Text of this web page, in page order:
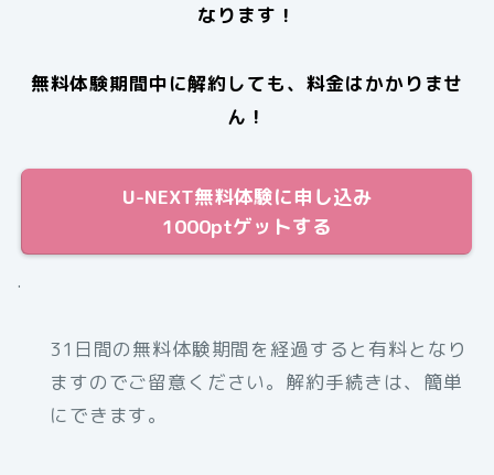
なります！
無料体験期間中に解約しても、料金はかかりませ
ん！
U-NEXT無料体験に申し込み
1000ptゲットする
.
31日間の無料体験期間を経過すると有料となり
ますのでご留意ください。解約手続きは、簡単
にできます。